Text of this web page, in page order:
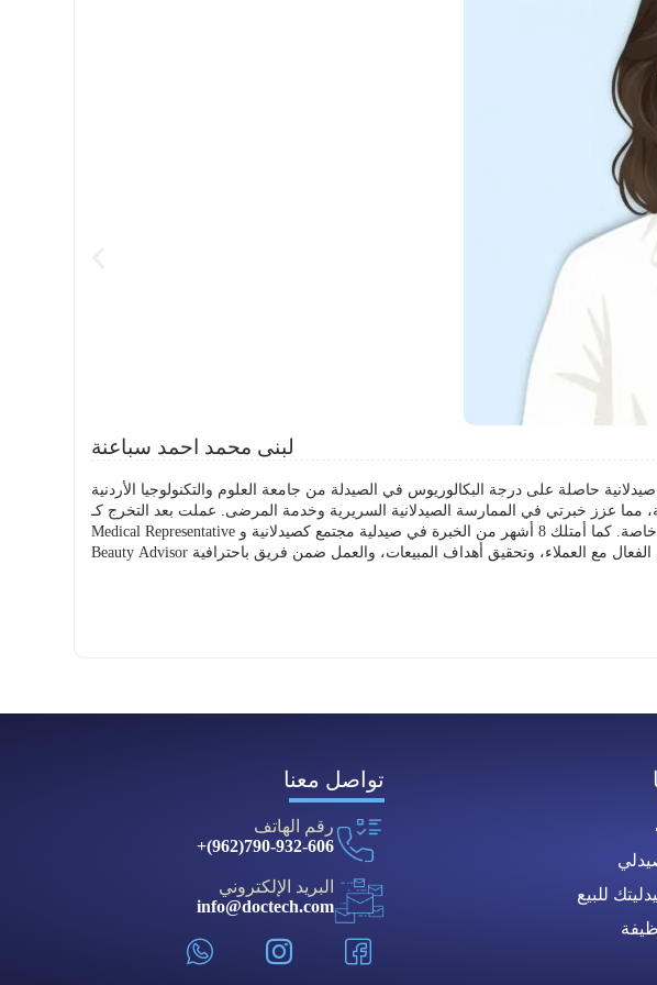
لبنى محمد احمد سباعنة
صيدلانية حاصلة على درجة البكالوريوس في الصيدلة من جامعة العلوم والتكنولوجيا الأردنية (JUST)، وتخرجت بتاريخ 25/09/2025، وحاصلة على معدل 98% في الثانوية العامة (التوجيهي). أمتلك خبرة عملية
متنوعة في القطاع الصيدلاني، حيث تدربت لمدة سنتين بدوام كامل في مستشفى إربد الإسلامي خلال فترة الدراسة، مما عزز خبرتي في الممارسة الصيدلانية السريرية وخدمة المرضى. عملت بعد التخرج كـ
Medical Representative في مستودع خوري خلال الفترة من سبتمبر إلى نوفمبر 2025، ثم أنهيت عملي لظروف خاصة. كما أمتلك 8 أشهر من الخبرة في صيدلية مجتمع كصيدلانية وBeauty Advisor، وأعمل حاليًا
للبيع
تواصل معنا
رقم الهاتف
790-932-606(962)+
البريد الإلكتروني
info@doctech.com